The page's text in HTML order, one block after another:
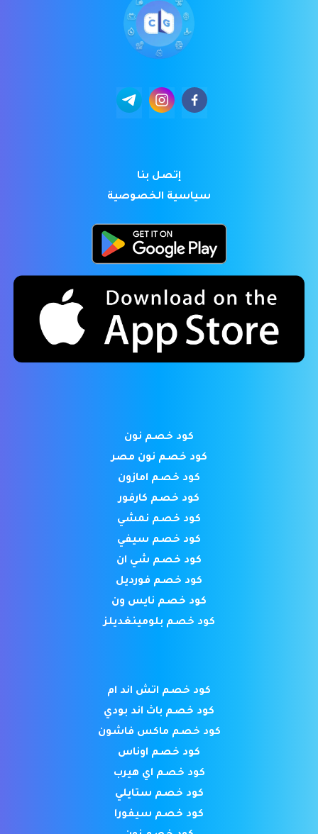
إتصل بنا
سياسية الخصوصية
كود خصم نون
كود خصم نون مصر
كود خصم امازون
كود خصم كارفور
كود خصم نمشي
كود خصم سيفي
كود خصم شي ان
كود خصم فورديل
كود خصم نايس ون
كود خصم بلومينغديلز
كود خصم اتش اند ام
كود خصم باث اند بودي
كود خصم ماكس فاشون
كود خصم اوناس
كود خصم اي هيرب
كود خصم ستايلي
كود خصم سيفورا